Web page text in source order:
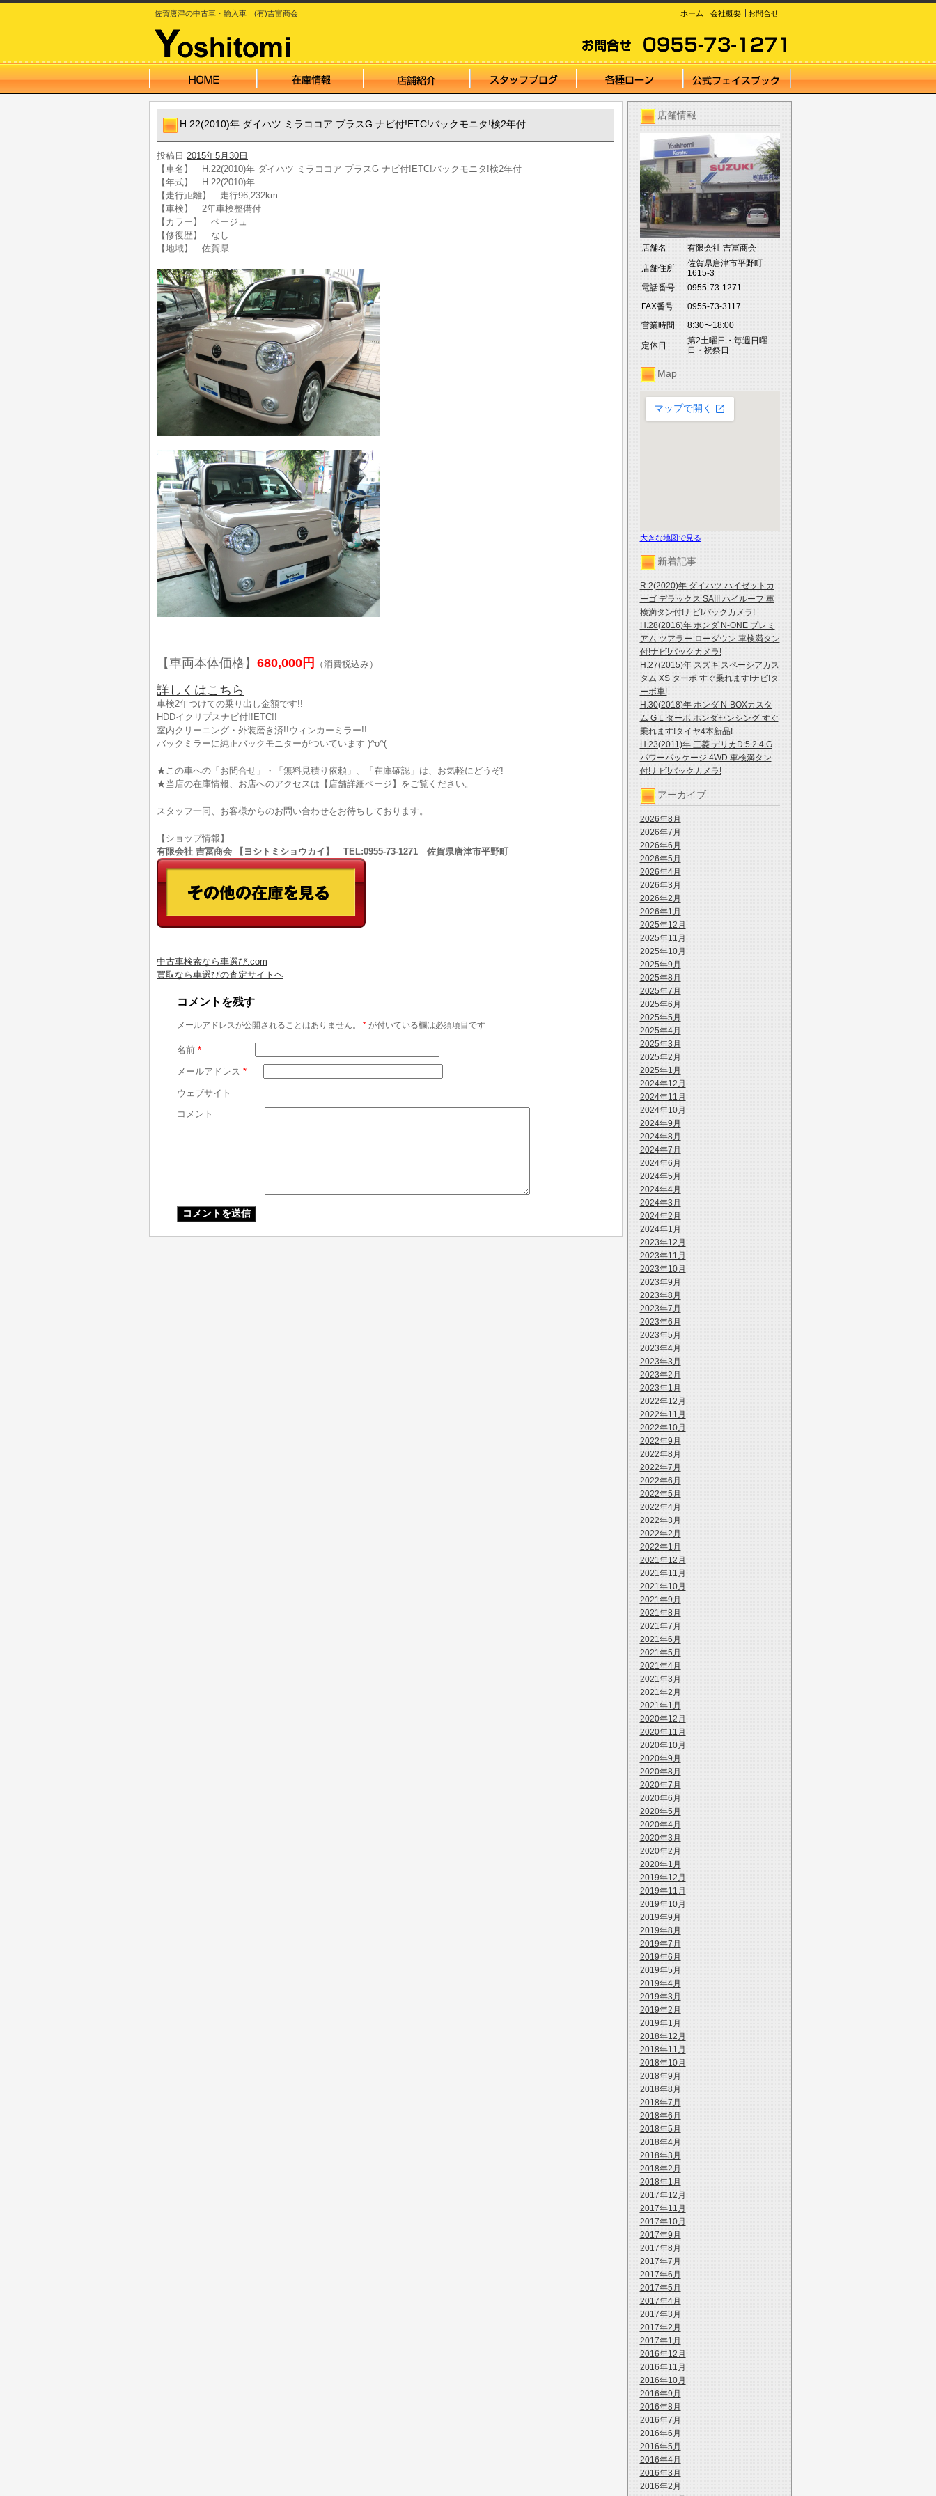
佐賀唐津の中古車・輸入車 (有)吉富商会 ホーム 会社概要 お問合せ
店舗情報
店舗名 有限会社 吉冨商会
店舗住所
佐賀県唐津市平野町
1615-3
電話番号
0955-73-1271
FAX番号
0955-73-3117
営業時間
8:30〜18:00
定休日
第2土曜日・毎週日曜
日・祝祭日
Map
大きな地図で見る
新着記事
R.2(2020)年 ダイハツ ハイゼットカ
ーゴ デラックス SAIII ハイルーフ 車
検満タン付!ナビ!バックカメラ!
H.28(2016)年 ホンダ N-ONE プレミ
アム ツアラー ローダウン 車検満タン
付!ナビ!バックカメラ!
H.27(2015)年 スズキ スペーシアカス
タム XS ターボ すぐ乗れます!ナビ!タ
ーボ車!
H.30(2018)年 ホンダ N-BOXカスタ
ム G L ターボ ホンダセンシング すぐ
乗れます!タイヤ4本新品!
H.23(2011)年 三菱 デリカD:5 2.4 G
パワーパッケージ 4WD 車検満タン
付!ナビ!バックカメラ!
アーカイブ
2026年8月
2026年7月
2026年6月
2026年5月
2026年4月
2026年3月
2026年2月
2026年1月
2025年12月
2025年11月
2025年10月
2025年9月
2025年8月
2025年7月
2025年6月
2025年5月
2025年4月
2025年3月
2025年2月
2025年1月
2024年12月
2024年11月
2024年10月
2024年9月
2024年8月
2024年7月
2024年6月
2024年5月
2024年4月
2024年3月
2024年2月
2024年1月
2023年12月
2023年11月
2023年10月
2023年9月
2023年8月
2023年7月
2023年6月
2023年5月
2023年4月
2023年3月
2023年2月
2023年1月
2022年12月
2022年11月
2022年10月
2022年9月
2022年8月
2022年7月
2022年6月
2022年5月
2022年4月
2022年3月
2022年2月
2022年1月
2021年12月
2021年11月
2021年10月
2021年9月
2021年8月
2021年7月
2021年6月
2021年5月
2021年4月
2021年3月
2021年2月
2021年1月
2020年12月
2020年11月
2020年10月
2020年9月
2020年8月
2020年7月
2020年6月
2020年5月
2020年4月
2020年3月
2020年2月
2020年1月
2019年12月
2019年11月
2019年10月
2019年9月
2019年8月
2019年7月
2019年6月
2019年5月
2019年4月
2019年3月
2019年2月
2019年1月
2018年12月
2018年11月
2018年10月
2018年9月
2018年8月
2018年7月
2018年6月
2018年5月
2018年4月
2018年3月
2018年2月
2018年1月
2017年12月
2017年11月
2017年10月
2017年9月
2017年8月
2017年7月
2017年6月
2017年5月
2017年4月
2017年3月
2017年2月
2017年1月
2016年12月
2016年11月
2016年10月
2016年9月
2016年8月
2016年7月
2016年6月
2016年5月
2016年4月
2016年3月
2016年2月
H.22(2010)年 ダイハツ ミラココア プラスG ナビ付!ETC!バックモニタ!検2年付
投稿日 2015年5月30日
【車名】 H.22(2010)年 ダイハツ ミラココア プラスG ナビ付!ETC!バックモニタ!検2年付
【年式】 H.22(2010)年
【走行距離】 走行96,232km
【車検】 2年車検整備付
【カラー】 ベージュ
【修復歴】 なし
【地域】 佐賀県
【車両本体価格】 680,000円 （消費税込み）
詳しくはこちら
車検2年つけての乗り出し金額です!!
HDDイクリプスナビ付!!ETC!!
室内クリーニング・外装磨き済!!ウィンカーミラー!!
バックミラーに純正バックモニターがついています )^o^(
★この車への「お問合せ」・「無料見積り依頼」、「在庫確認」は、お気軽にどうぞ!
★当店の在庫情報、お店へのアクセスは【店舗詳細ページ】をご覧ください。
スタッフ一同、お客様からのお問い合わせをお待ちしております。
【ショップ情報】
有限会社 吉冨商会 【ヨシトミショウカイ】 TEL:0955-73-1271 佐賀県唐津市平野町
中古車検索なら車選び.com
買取なら車選びの査定サイトヘ
コメントを残す
メールアドレスが公開されることはありません。 * が付いている欄は必須項目です
名前 *
メールアドレス *
ウェブサイト
コメント